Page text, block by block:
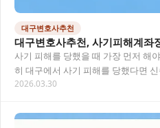
대구변호사추천
대구변호사추천, 사기피해계좌
사기 피해를 당했을 때 가장 먼저 해
히 대구에서 사기 피해를 당했다면
변호사의 도움이 필요해요. 이 글에서…
2026.03.30